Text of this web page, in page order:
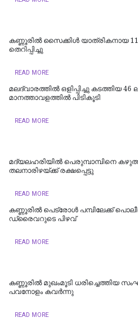
കണ്ണൂരിൽ സൈക്കിൾ യാത്രികനായ
തെറിപ്പിച്ചു
READ MORE
മലദ്വാരത്തിൽ ഒളിപ്പിച്ചു കടത്തിയ
മാ​ന​ത്താ​വ​ള​ത്തി​ൽ പി​ടി​കൂ​ടി
READ MORE
മദ്യലഹരിയിൽ പെരുമ്പാമ്പിനെ
തലനാരിഴയ്ക്ക് രക്ഷപ്പെട്ടു
READ MORE
കണ്ണൂരിൽ പെട്രോൾ പമ്പിലേക്ക്
ഡ്രൈവറുടെ പിഴവ്
READ MORE
കണ്ണൂരിൽ മുഖംമൂടി ധരിച്ചെത്തിയ
പവനോളം കവർന്നു
READ MORE